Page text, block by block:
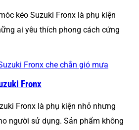
kéo Suzuki Fronx là phụ kiện
ai yêu thích phong cách cứng
Fronx
Fronx là phụ kiện nhỏ nhưng
người sử dụng. Sản phẩm không